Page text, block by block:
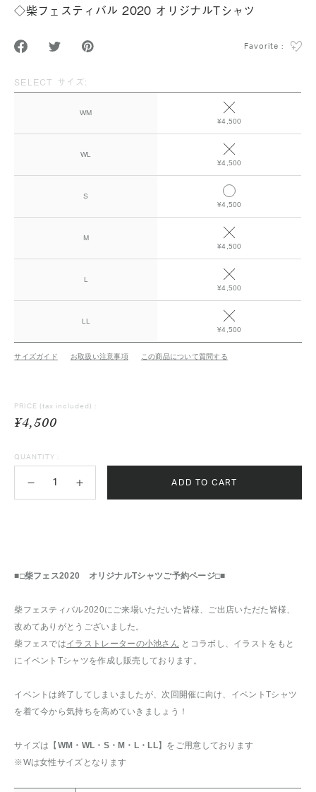
◇柴フェスティバル 2020 オリジナルTシャツ
Favorite :
SELECT サイズ:
WM
¥4,500
WL
¥4,500
S
¥4,500
M
¥4,500
L
¥4,500
LL
¥4,500
サイズガイド お取扱い注意事項 この商品について質問する
PRICE (tax included) :
¥4,500
QUANTITY :
ADD TO CART
■□柴フェス2020 オリジナルTシャツご予約ページ□■
柴フェスティバル2020にご来場いただいた皆様、ご出店いただた皆様、
改めてありがとうございました。
柴フェスではイラストレーターの小池さん とコラボし、イラストをもと
にイベントTシャツを作成し販売しております。
イベントは終了してしまいましたが、次回開催に向け、イベントTシャツ
を着て今から気持ちを高めていきましょう！
サイズは【WM・WL・S・M・L・LL】をご用意しております
※Wは女性サイズとなります